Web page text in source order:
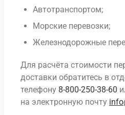
Автотранспортом;
Морские перевозки;
Железнодорожные
Для расчёта стоимости
доставки обратитесь в
телефону 8-800-250-38-60
на электронную почту